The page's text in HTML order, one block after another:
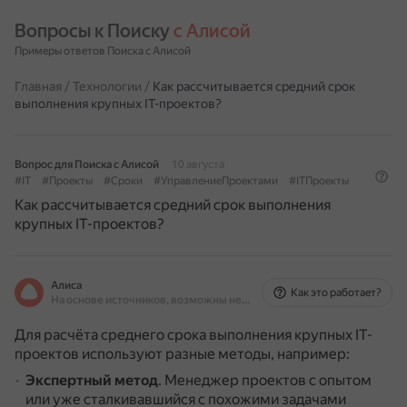
Вопросы к Поиску с Алисой
Примеры ответов Поиска с Алисой
Главная / Технологии / Как рассчитывается средний срок
выполнения крупных IT-проектов?
Вопрос для Поиска с Алисой
10 августа
#IT
#Проекты #Сроки #УправлениеПроектами #ITПроекты
Как рассчитывается средний срок выполнения
крупных IT-проектов?
Алиса
На основе источников, возможны неточности
Как это работает?
Для расчёта среднего срока выполнения крупных IT-
проектов используют разные методы, например:
Экспертный метод. Менеджер проектов с опытом
или уже сталкивавшийся с похожими задачами